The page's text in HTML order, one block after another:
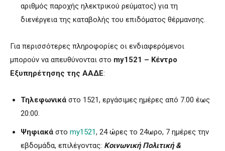
αριθμός παροχής ηλεκτρικού ρεύματος) για τη
διενέργεια της καταβολής του επιδόματος θέρμανσης.
Για περισσότερες πληροφορίες οι ενδιαφερόμενοι
μπορούν να απευθύνονται στο my1521 – Κέντρο
Εξυπηρέτησης της ΑΑΔΕ:
Τηλεφωνικά στο 1521, εργάσιμες ημέρες από 7.00 έως
20:00.
Ψηφιακά στο my1521, 24 ώρες το 24ωρο, 7 ημέρες την
εβδομάδα, επιλέγοντας: Κοινωνική Πολιτική &